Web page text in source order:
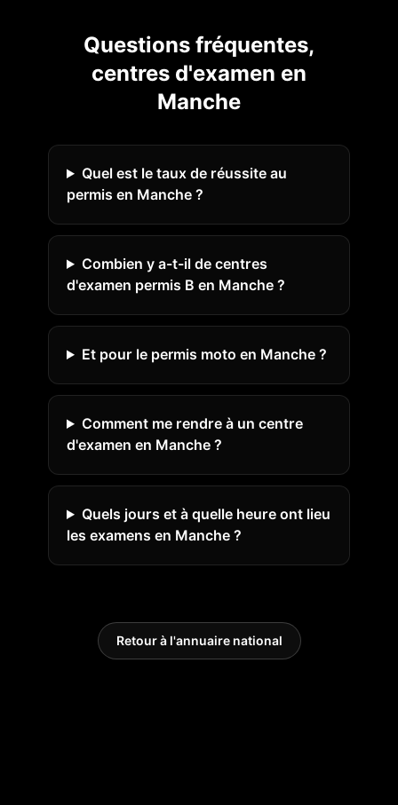
Questions fréquentes,
centres d'examen en
Manche
Quel est le taux de réussite au
permis en Manche ?
Combien y a-t-il de centres
d'examen permis B en Manche ?
Et pour le permis moto en Manche ?
Comment me rendre à un centre
d'examen en Manche ?
Quels jours et à quelle heure ont lieu
les examens en Manche ?
Retour à l'annuaire national